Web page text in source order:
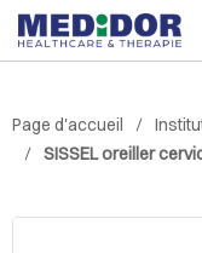
Page d'accueil
SISSEL oreiller